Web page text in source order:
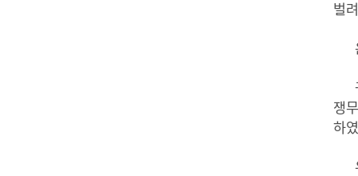
벌
쟁무
하